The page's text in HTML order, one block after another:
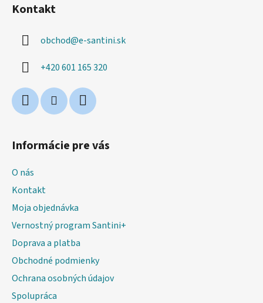
Kontakt
obchod@e-santini.sk
+420 601 165 320
Informácie pre vás
O nás
Kontakt
Moja objednávka
Vernostný program Santini+
Doprava a platba
Obchodné podmienky
Ochrana osobných údajov
Spolupráca